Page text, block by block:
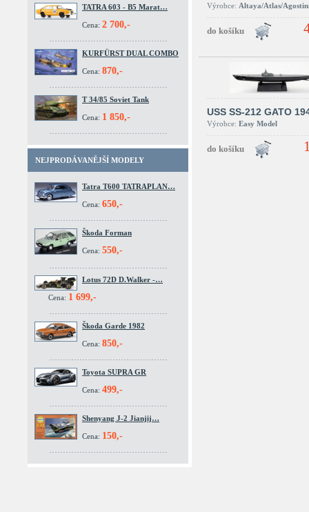
TATRA 603 - B5 Marat…
Cena: 2 700,-
KURFÜRST DUAL COMBO
Cena: 870,-
T 34/85 Soviet Tank
Cena: 1 850,-
NEJPRODÁVANĚJŠÍ MODELY
Tatra T600 TATRAPLAN…
Cena: 650,-
Škoda Forman
Cena: 550,-
Lotus 72D D.Walker -…
Cena: 1 699,-
Škoda Garde 1982
Cena: 850,-
Toyota SUPRA GR
Cena: 499,-
Shenyang J-2 Jianjij…
Cena: 150,-
Výrobce: Altaya/Atlas/
USS SS-212 GATO
Výrobce: Easy Model